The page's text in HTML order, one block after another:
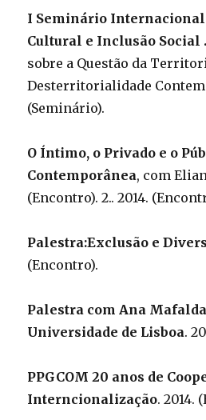
I Seminário Internacional
Cultural e Inclusão Social .
sobre a Questão da
Desterritorialidade
(Seminário).
O Íntimo, o Privado e o
Contemporânea, com
(Encontro). 2.. 2014.
Palestra:Exclusão e
(Encontro).
Palestra com Ana
Universidade de Lisboa.
PPGCOM 20 anos de
Interncionalização. 2014.